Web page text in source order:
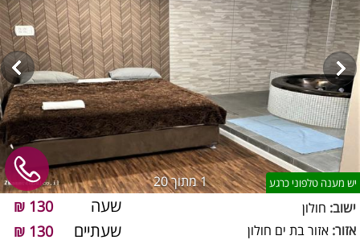
1מתוך 20 יש מענה טלפוני כרגע
שעה 130 ₪
שעתיים 130 ₪
ישוב: חולון
אזור: אזור בת ים חולון